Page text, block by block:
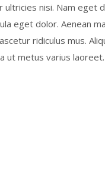
ultricies nisi. Nam eget
eget dolor. Aenean
ridiculus mus.
ut metus varius